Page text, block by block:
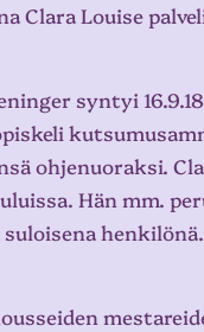
Clara Louise
syntyi
ohjenuoraksi.
Hän mm.